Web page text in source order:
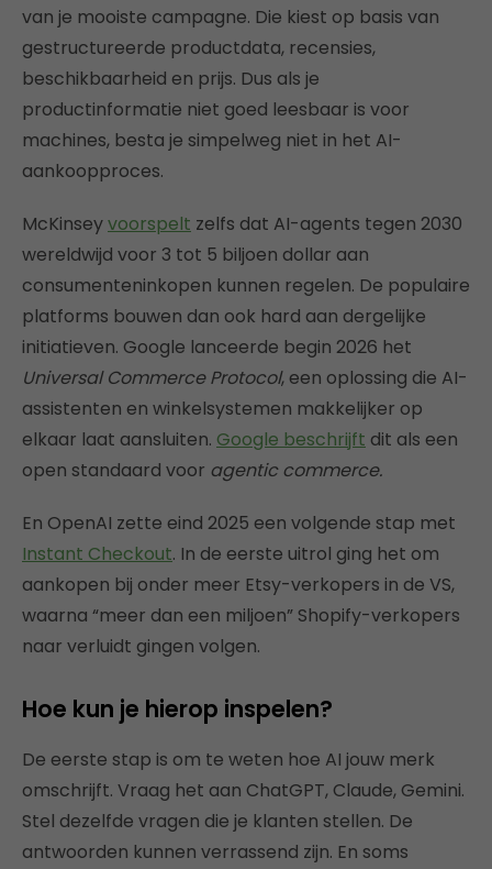
van je mooiste campagne. Die kiest op basis van
gestructureerde productdata, recensies,
beschikbaarheid en prijs. Dus als je
productinformatie niet goed leesbaar is voor
machines, besta je simpelweg niet in het AI-
aankoopproces.
McKinseyvoorspelt zelfs dat AI-agents tegen 2030
wereldwijd voor 3 tot 5 biljoen dollar aan
consumenteninkopen kunnen regelen. De populaire
platforms bouwen dan ook hard aan dergelijke
initiatieven. Google lanceerde begin 2026 het
Universal Commerce Protocol, een oplossing die AI-
assistenten en winkelsystemen makkelijker op
elkaar laat aansluiten. Google beschrijft dit als een
open standaard voor agentic commerce.
En OpenAI zette eind 2025 een volgende stap met
Instant Checkout. In de eerste uitrol ging het om
aankopen bij onder meer Etsy-verkopers in de VS,
waarna “meer dan een miljoen” Shopify-verkopers
naar verluidt gingen volgen.
Hoe kun je hierop inspelen?
De eerste stap is om te weten hoe AI jouw merk
omschrijft. Vraag het aan ChatGPT, Claude, Gemini.
Stel dezelfde vragen die je klanten stellen. De
antwoorden kunnen verrassend zijn. En soms